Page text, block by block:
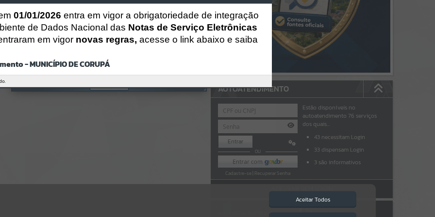
AUTOATENDIMENTO
Entrar
OU
Cadastre-se Recuperar Senha
Estão disponíveis no
autoatendimento 76 serviços
dos quais...
43 necessitam Login
33 dispensam Login
3 são informativos
ACESSAR SEM LOGIN
NOTA FISCAL ELETRÔNICA ESCRITA FISCAL
Aceitar Todos
01/01/2026 entra em vigor a obrigatoriedade de integração
de Dados Nacional das Notas de Serviço Eletrônicas
em vigor novas regras, acesse o link abaixo e saiba
- MUNICÍPIO DE CORUPÁ
Ocorreu um erro de script:
Uncaught SyntaxError: Unexpected token '('
https://corupa.atende.net/https:/corupa.atende.net/cidadao/pagina/a
ta-0092020-
63a725aa1a3e42e62571aa199b67e2.js?v=816ac05d:47
OK